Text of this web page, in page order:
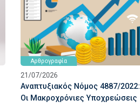
Αρθρογραφία
21/07/2026
Αναπτυξιακός Νόμος 4887/2022:
Οι Μακροχρόνιες Υποχρεώσεις